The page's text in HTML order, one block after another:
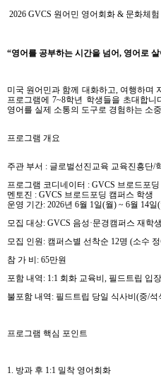
2026 GVCS 원어민 영어회화 & 문화체
“영어를 공부하는 시간을 넘어, 영어로
미국 원어민과 함께 대화하고, 여행하며
프로그램에7~8학년 학생들을 초대합니
영어를 실제 소통의 도구로 경험하는 소
프로그램 개요
주관 부서 : 글로벌선진교육 교육진흥단/
프로그램 코디네이터 : GVCS 브로드포
멘토진 : GVCS 브로드포딩 캠퍼스 학생
운영 기간: 2026년 6월 1일(월) ~ 6월 14일(
모집 대상: GVCS 음성·문경캠퍼스 재학생
모집 인원 : 캠퍼스별 선착순 12명 (소수
참 가 비 : 65만원
포함 내역 : 1:1 회화 교육비 , 필드트립 입
불포함 내역 : 필드트립 당일 식사비 (중/석
프로그램 핵심 포인트
1. 방과 후 1:1 밀착 영어회화